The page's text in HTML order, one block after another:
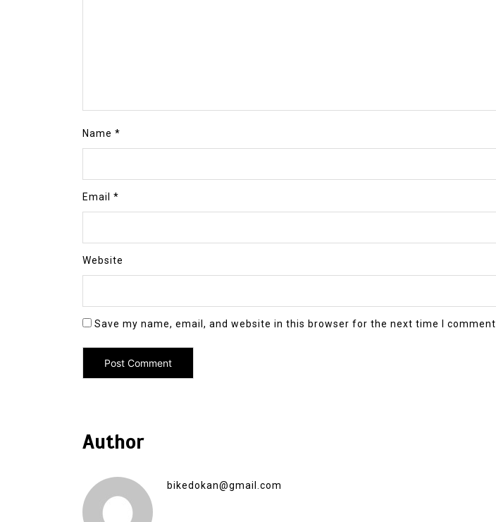
Name *
Email *
Website
Save my name, email, and website in this browser for the next time I comment.
Author
bikedokan@gmail.com